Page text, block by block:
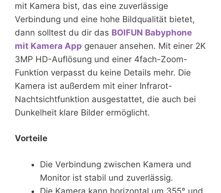
mit Kamera bist, das eine zuverlässige
Verbindung und eine hohe Bildqualität bietet,
dann solltest du dir das BOIFUN Babyphone
mit Kamera App genauer ansehen. Mit einer 2K
3MP HD-Auflösung und einer 4fach-Zoom-
Funktion verpasst du keine Details mehr. Die
Kamera ist außerdem mit einer Infrarot-
Nachtsichtfunktion ausgestattet, die auch bei
Dunkelheit klare Bilder ermöglicht.
Vorteile
Die Verbindung zwischen Kamera und
Monitor ist stabil und zuverlässig.
Die Kamera kann horizontal um 355° und